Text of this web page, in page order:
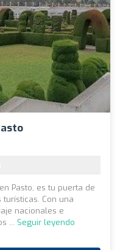
Pasto, es tu puerta de
Con una
nacionales e
... Seguir leyendo